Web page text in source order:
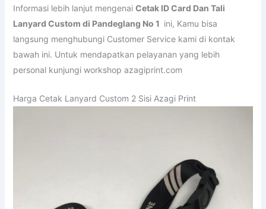
Informasi lebih lanjut mengenai Cetak ID Card Dan Tali
Lanyard Custom di Pandeglang No 1 ini, Kamu bisa
langsung menghubungi Customer Service kami di kontak
bawah ini. Untuk mendapatkan pelayanan yang lebih
personal kunjungi workshop azagiprint.com
Harga Cetak Lanyard Custom 2 Sisi Azagi Print